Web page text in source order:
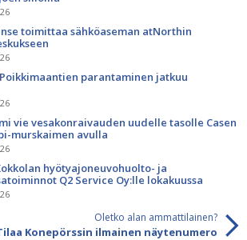
toimittaa sähköaseman atNorthin
parantaminen jatkuu
vie vesakonraivauden uudelle tasolle Casen
murskaimen avulla
hyötyajoneuvohuolto- ja
Q2 Service Oy:lle lokakuussa
Oletko alan ammattilainen?
Konepörssin ilmainen näytenumero